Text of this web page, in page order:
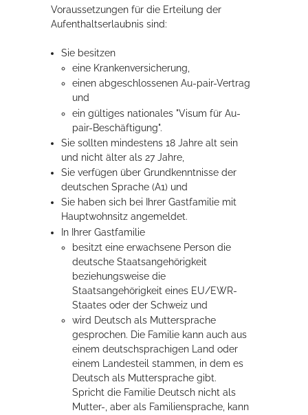
Voraussetzungen für die Erteilung der
Aufenthaltserlaubnis sind:
Sie besitzen
eine Krankenversicherung,
einen abgeschlossenen Au-pair-Vertrag
und
ein gültiges nationales "Visum für Au-
pair-Beschäftigung".
Sie sollten mindestens 18 Jahre alt sein
und nicht älter als 27 Jahre,
Sie verfügen über Grundkenntnisse der
deutschen Sprache (A1) und
Sie haben sich bei Ihrer Gastfamilie mit
Hauptwohnsitz angemeldet.
In Ihrer Gastfamilie
besitzt eine erwachsene Person die
deutsche Staatsangehörigkeit
beziehungsweise die
Staatsangehörigkeit eines EU/EWR-
Staates oder der Schweiz und
wird Deutsch als Muttersprache
gesprochen. Die Familie kann auch aus
einem deutschsprachigen Land oder
einem Landesteil stammen, in dem es
Deutsch als Muttersprache gibt.
Spricht die Familie Deutsch nicht als
Mutter-, aber als Familiensprache, kann